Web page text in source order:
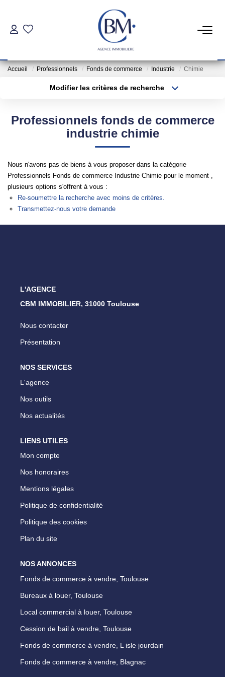
PARTICULIERS
Location
COMMERCES ET BUREAUX
Location Locaux Professionnels
INVESTISSEURS
Accueil Professionnels Fonds de commerce Industrie Chimie
Modifier les critères de recherche
Sélectionnez...
Type de bien
Surface min
Créer une alerte
Professionnels fonds de commerce
industrie chimie
Nous n'avons pas de biens à vous proposer dans la catégorie
Professionnels Fonds de commerce Industrie Chimie pour le moment ,
plusieurs options s'offrent à vous :
Re-soumettre la recherche avec moins de critères.
Transmettez-nous votre demande
L'AGENCE
CBM IMMOBILIER, 31000 Toulouse
Nous contacter
Présentation
NOS SERVICES
L'agence
Nos outils
Nos actualités
LIENS UTILES
Mon compte
Nos honoraires
Mentions légales
Politique de confidentialité
Politique des cookies
Plan du site
NOS ANNONCES
Fonds de commerce à vendre, Toulouse
Bureaux à louer, Toulouse
Local commercial à louer, Toulouse
Cession de bail à vendre, Toulouse
Fonds de commerce à vendre, L isle jourdain
Fonds de commerce à vendre, Blagnac